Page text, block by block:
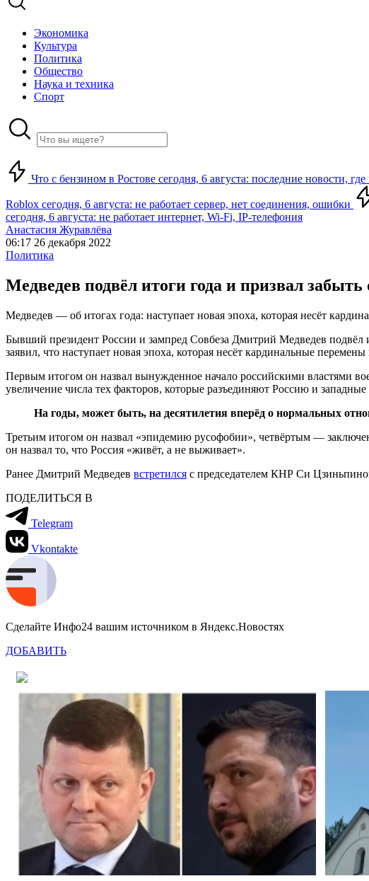
Экономика
Культура
Политика
Общество
Наука и техника
Спорт
Что с бензином в Ростове сегодня, 6 августа: последние новости,
Roblox сегодня, 6 августа: не работает сервер, нет соединения, ошибки
сегодня, 6 августа: не работает интернет, Wi-Fi, IP-телефония
Анастасия Журавлёва
06:17 26 декабря 2022
Политика
Медведев подвёл итоги года и призвал
Медведев — об итогах года: наступает новая эпоха, которая несёт
Бывший президент России и зампред Совбеза Дмитрий Медведев подвёл
заявил, что наступает новая эпоха, которая несёт кардинальные
Первым итогом он назвал вынужденное начало российскими властями
увеличение числа тех факторов, которые разъединяют Россию и западные
На годы, может быть, на десятилетия вперёд о нормальных
Третьим итогом он назвал «эпидемию русофобии», четвёртым —
он назвал то, что Россия «живёт, а не выживает».
Ранее Дмитрий Медведев встретился с председателем КНР Си
ПОДЕЛИТЬСЯ В
Telegram
Vkontakte
Сделайте Инфо24 вашим источником в Яндекс.Новостях
ДОБАВИТЬ